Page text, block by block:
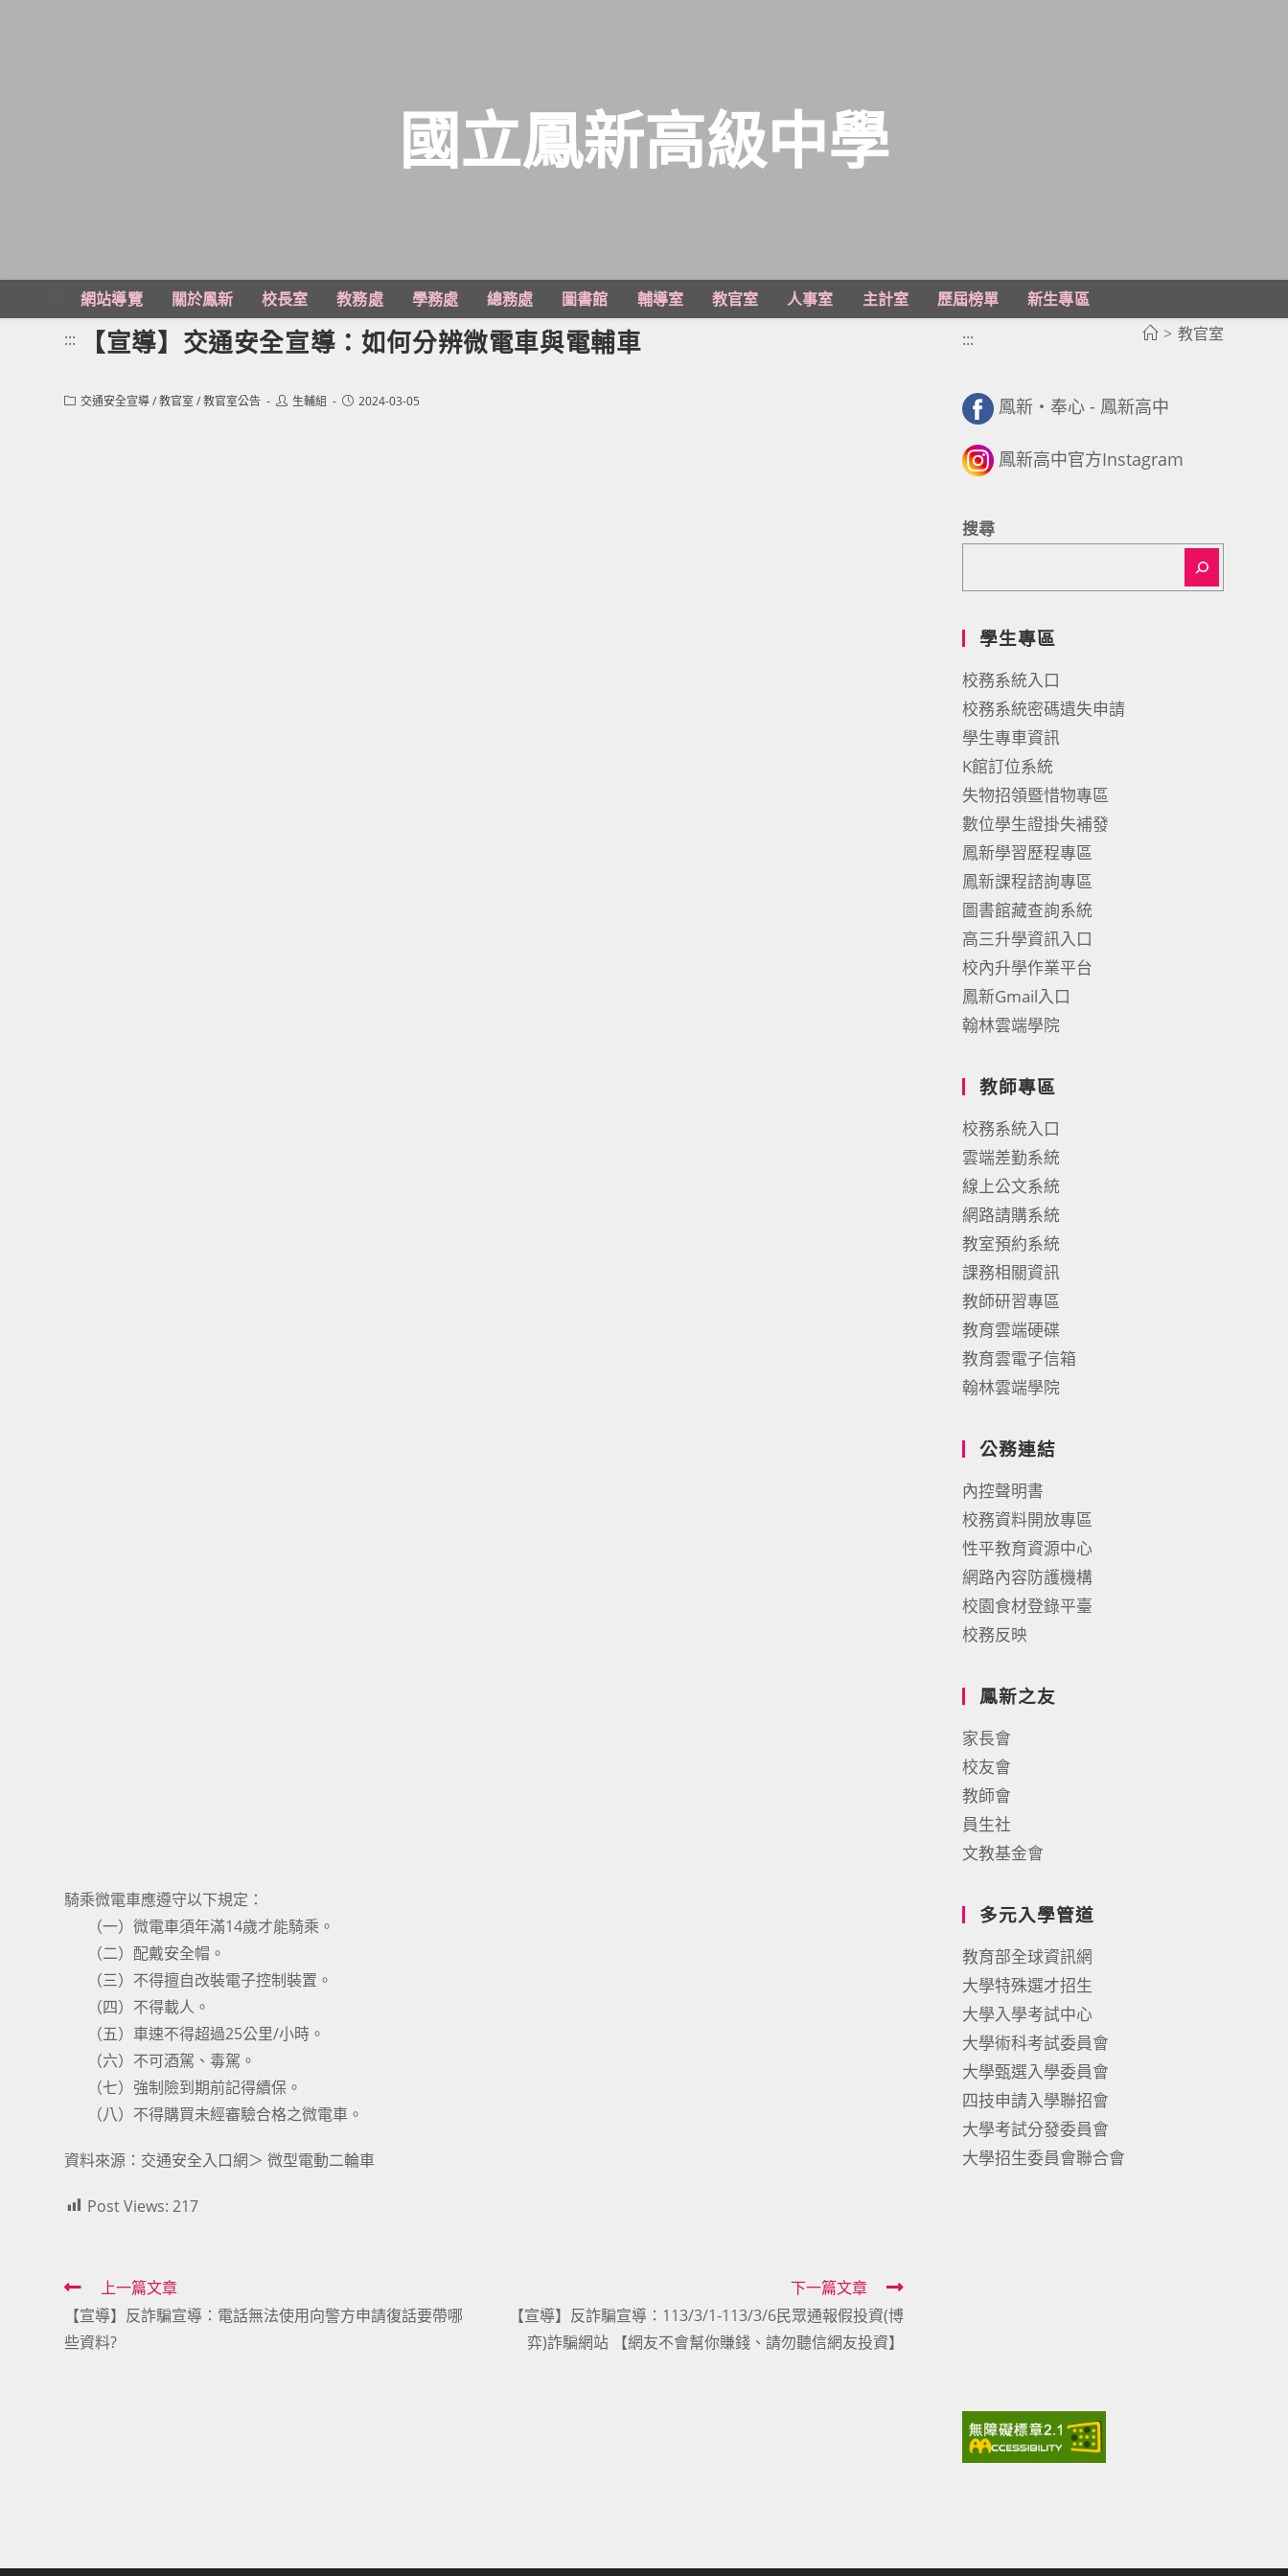
主
國立鳳新高級中學
網站導覽 關於鳳新 校長室 教務處 學務處 總務處 圖書館 輔導室 教官室 人事室 主計室 歷屆榜單
新生專區
> 教官室
::: 【宣導】交通安全宣導：如何分辨微電車與電輔車
Post交通安全宣導/教官室/教官室公告
Post生輔組
Post2024-03-05
騎乘微電車應遵守以下規定：
（一）微電車須年滿14歲才能騎乘。
（二）配戴安全帽。
（三）不得擅自改裝電子控制裝置。
（四）不得載人。
（五）車速不得超過25公里/小時。
（六）不可酒駕、毒駕。
（七）強制險到期前記得續保。
（八）不得購買未經審驗合格之微電車。
資料來源：交通安全入口網＞ 微型電動二輪車
Post Views: 217
Read
more
articles
上一篇文章
【宣導】反詐騙宣導：電話無法使用向警方申請復話要帶哪
些資料?
下一篇文章
【宣導】反詐騙宣導：113/3/1-113/3/6民眾通報假投資(博
弈)詐騙網站 【網友不會幫你賺錢、請勿聽信網友投資】
:::
鳳新・奉心 - 鳳新高中
鳳新高中官方Instagram
搜尋
學生專區
校務系統入口
校務系統密碼遺失申請
學生專車資訊
K館訂位系統
失物招領暨惜物專區
數位學生證掛失補發
鳳新學習歷程專區
鳳新課程諮詢專區
圖書館藏查詢系統
高三升學資訊入口
校內升學作業平台
鳳新Gmail入口
翰林雲端學院
教師專區
校務系統入口
雲端差勤系統
線上公文系統
網路請購系統
教室預約系統
課務相關資訊
教師研習專區
教育雲端硬碟
教育雲電子信箱
翰林雲端學院
公務連結
內控聲明書
校務資料開放專區
性平教育資源中心
網路內容防護機構
校園食材登錄平臺
校務反映
鳳新之友
家長會
校友會
教師會
員生社
文教基金會
多元入學管道
教育部全球資訊網
大學特殊選才招生
大學入學考試中心
大學術科考試委員會
大學甄選入學委員會
四技申請入學聯招會
大學考試分發委員會
大學招生委員會聯合會